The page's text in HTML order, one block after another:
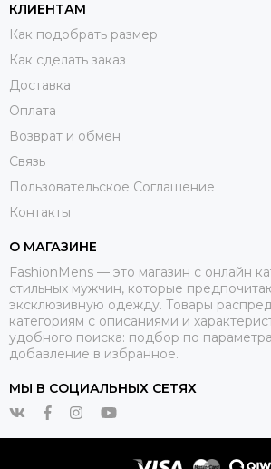
КЛИЕНТАМ
Как подобрать размер
Как сделать заказ
Доставка
Оплата
Возврат и обмен
Связь
Пользовательское Соглашение
Контакты
О МАГАЗИНЕ
FashionMens — это магазин с онлайн
стильных мужчин, которые
эксклюзивную одежду. Товары
категориям с описаниями и
удобного поиска: подбор по
добавление в избранное.
МЫ В СОЦИАЛЬНЫХ СЕТЯХ